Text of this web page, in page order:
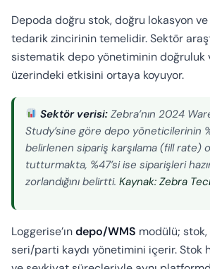
Depoda doğru stok, doğru lokasyon
tedarik zincirinin temelidir. Sektör
sistematik depo yönetiminin doğruluk
üzerindeki etkisini ortaya koyuyor.
Sektör verisi: Zebra’nın 2024
Study’sine göre depo yöneticilerinin
belirlenen sipariş karşılama (fill rate)
tutturmakta, %47’si ise siparişleri
zorlandığını belirtti. Kaynak: Zebra
Loggerise’ındepo/WMS modülü;
seri/parti kaydı yönetimini içerir. Stok